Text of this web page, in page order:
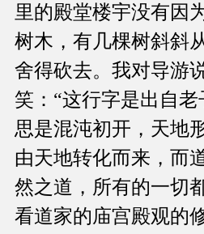
里的殿堂楼宇没有因
树木，有几棵树斜斜
舍得砍去。我对导游
笑：“这行字是出自老
思是混沌初开，天地
由天地转化而来，而
然之道，所有的一切
看道家的庙宫殿观的